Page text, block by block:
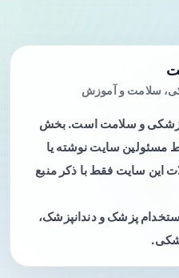
سلامت و آموزش
پزشکی و سلامت است. بخش
مسئولین سایت نوشته یا
این سایت فقط با ذکر منبع
پزشک و دندانپزشک،